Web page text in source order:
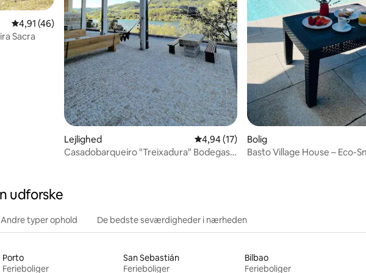
4,91 ud af 5 i gennemsnitlig bedømmelse, 46 omtaler
4,91 (46)
Sacra
Lejlighed 4,94 ud af 5 i gennemsnitlig
4,94 (17)
Casadobarqueiro "Treixadura" Bodegas •
Bolig
Basto Village House – Eco-
udforske
Andre typer ophold De bedste seværdigheder i nærheden
Porto
Ferieboliger
San Sebastián
Ferieboliger
Bilbao
Ferieboliger